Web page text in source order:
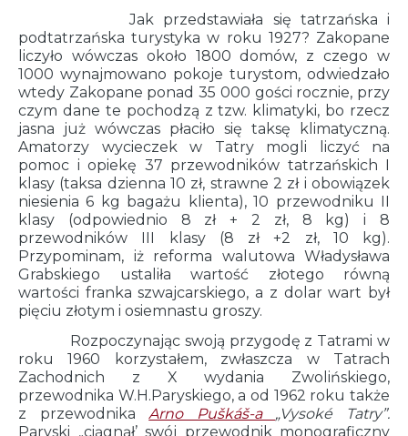
Jak przedstawiała się tatrzańska i
podtatrzańska turystyka w roku 1927? Zakopane
liczyło wówczas około 1800 domów, z czego w
1000 wynajmowano pokoje turystom, odwiedzało
wtedy Zakopane ponad 35 000 gości rocznie, przy
czym dane te pochodzą z tzw. klimatyki, bo rzecz
jasna już wówczas płaciło się taksę klimatyczną.
Amatorzy wycieczek w Tatry mogli liczyć na
pomoc i opiekę 37 przewodników tatrzańskich I
klasy (taksa dzienna 10 zł, strawne 2 zł i obowiązek
niesienia 6 kg bagażu klienta), 10 przewodniku II
klasy (odpowiednio 8 zł + 2 zł, 8 kg) i 8
przewodników III klasy (8 zł +2 zł, 10 kg).
Przypominam, iż reforma walutowa Władysława
Grabskiego ustaliła wartość złotego równą
wartości franka szwajcarskiego, a z dolar wart był
pięciu złotym i osiemnastu groszy.
Rozpoczynając swoją przygodę z Tatrami w
roku 1960 korzystałem, zwłaszcza w Tatrach
Zachodnich z X wydania Zwolińskiego,
przewodnika W.H.Paryskiego, a od 1962 roku także
z przewodnikaArno Puškáš-a „Vysoké Tatry”.
Paryski „ciągnął’ swój przewodnik monograficzny